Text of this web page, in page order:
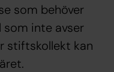
som behöver
inte avser
stiftskollekt kan